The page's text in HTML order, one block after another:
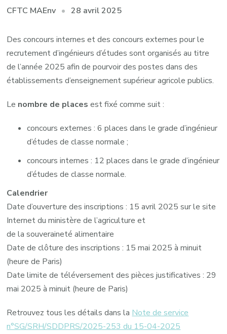
CFTC MAEnv 28 avril 2025
Des concours internes et des concours externes pour le
recrutement d’ingénieurs d’études sont organisés au titre
de l’année 2025 afin de pourvoir des postes dans des
établissements d’enseignement supérieur agricole publics.
Le nombre de places est fixé comme suit :
concours externes : 6 places dans le grade d’ingénieur
d’études de classe normale ;
concours internes : 12 places dans le grade d’ingénieur
d’études de classe normale.
Calendrier
Date d’ouverture des inscriptions : 15 avril 2025 sur le site
Internet du ministère de l’agriculture et
de la souveraineté alimentaire
Date de clôture des inscriptions : 15 mai 2025 à minuit
(heure de Paris)
Date limite de téléversement des pièces justificatives : 29
mai 2025 à minuit (heure de Paris)
Retrouvez tous les détails dans la Note de service
n°SG/SRH/SDDPRS/2025-253 du 15-04-2025